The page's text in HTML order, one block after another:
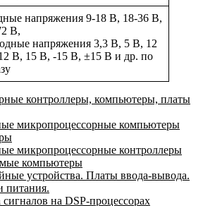
напряжения 9-18 В, 18-36 В,
В,
напряжения 3,3 В, 5 В, 12
В, 15 В, -15 В, ±15 В и др. по
контроллеры, компьютеры, платы
микропроцессорные компьютеры
микропроцессорные контроллеры
компьютеры
устройства. Платы ввода-вывода.
питания.
на DSP-процессорах